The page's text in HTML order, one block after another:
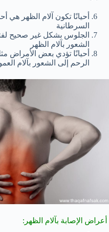
أحيانًا تكون آلام الظهر هي
السرطانية
الجلوس بشكل غير صحيح
الشعور بآلام الظهر
أحيانًا تؤدي بعض الأمراض
الرحم إلى الشعور بآلام
أعراض الإصابة بآلام الظهر: